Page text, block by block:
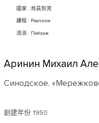
國家 : 烏茲別克
課程 : Реализм
流派 : Пейзаж
Аринин Михаил
Синодское.
創建年份 1950